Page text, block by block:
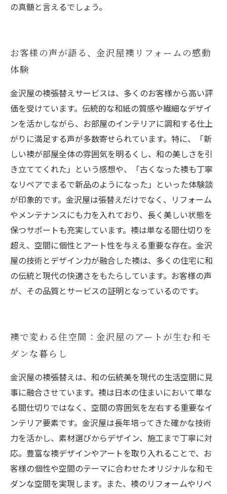
の真髄と言えるでしょう。
お客様の声が語る、金沢屋襖リフォームの感動
体験
金沢屋の襖張替えサービスは、多くのお客様から高い評
価を受けています。伝統的な和紙の質感や繊細なデザイ
ンを活かしながら、お部屋のインテリアに調和する仕上
がりに満足する声が多数寄せられています。特に、「新
しい襖が部屋全体の雰囲気を明るくし、和の美しさを引
き立ててくれた」という感想や、「古くなった襖も丁寧
なリペアでまるで新品のようになった」といった体験談
が印象的です。金沢屋は張替えだけでなく、リフォーム
やメンテナンスにも力を入れており、長く美しい状態を
保つサポートも充実しています。襖は単なる間仕切りを
超え、空間に個性とアート性を与える重要な存在。金沢
屋の技術とデザイン力が融合した襖は、多くの住宅に和
の伝統と現代の快適さをもたらしています。お客様の声
が、その品質とサービスの証明となっているのです。
襖で変わる住空間：金沢屋のアートが生む和モ
ダンな暮らし
金沢屋の襖張替えは、和の伝統美を現代の生活空間に見
事に融合させています。襖は日本の住まいにおいて単な
る間仕切りではなく、空間の雰囲気を左右する重要なイ
ンテリア要素です。金沢屋は長年培ってきた確かな技術
力を活かし、素材選びからデザイン、施工まで丁寧に対
応。豊富な襖デザインやアートを取り入れることで、お
客様の個性や空間のテーマに合わせたオリジナルな和モ
ダンな空間を実現します。また、襖のリフォームやリペ